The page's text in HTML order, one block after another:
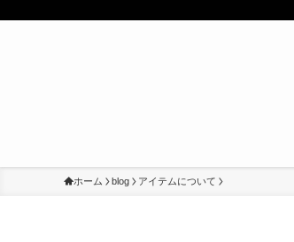
ホーム blog アイテムについて